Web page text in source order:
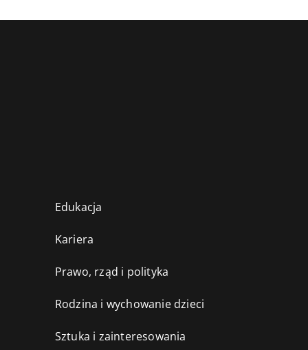
Edukacja
Kariera
Prawo, rząd i polityka
Rodzina i wychowanie dzieci
Sztuka i zainteresowania